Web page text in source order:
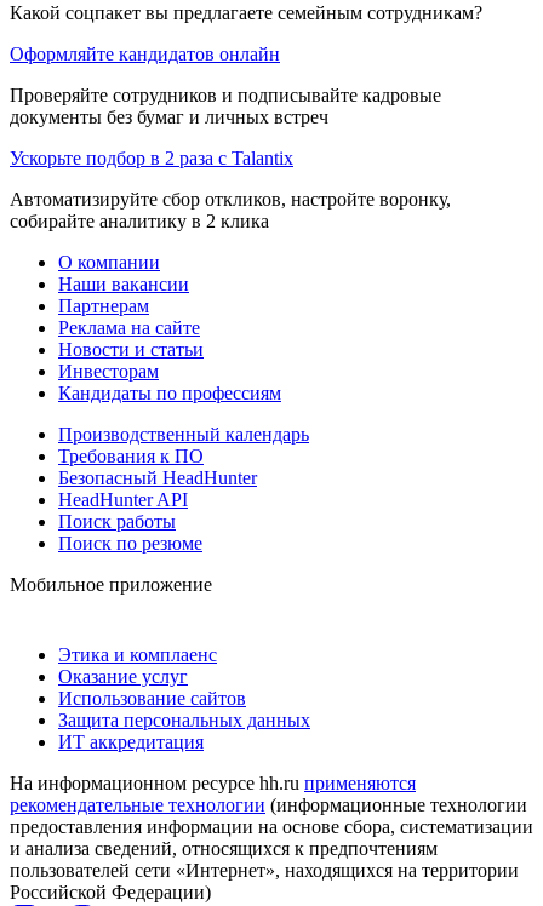
Какой соцпакет вы предлагаете семейным сотрудникам?
Оформляйте кандидатов онлайн
Проверяйте сотрудников и подписывайте кадровые
документы без бумаг и личных встреч
Ускорьте подбор в 2 раза с Talantix
Автоматизируйте сбор откликов, настройте воронку,
собирайте аналитику в 2 клика
О компании
Наши вакансии
Партнерам
Реклама на сайте
Новости и статьи
Инвесторам
Кандидаты по профессиям
Производственный календарь
Требования к ПО
Безопасный HeadHunter
HeadHunter API
Поиск работы
Поиск по резюме
Мобильное приложение
Этика и комплаенс
Оказание услуг
Использование сайтов
Защита персональных данных
ИТ аккредитация
На информационном ресурсе hh.ru применяются
рекомендательные технологии (информационные технологии
предоставления информации на основе сбора, систематизации
и анализа сведений, относящихся к предпочтениям
пользователей сети «Интернет», находящихся на территории
Российской Федерации)